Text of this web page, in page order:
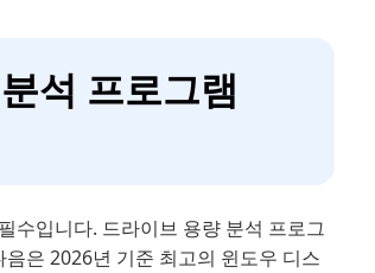
석 프로그램
수입니다. 드라이브 용량 분석 프로그
은 2026년 기준 최고의 윈도우 디스